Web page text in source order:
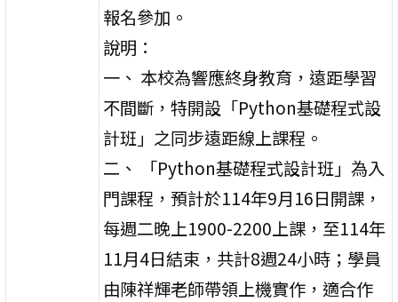
報名參加。
說明：
一、 本校為響應終身教育，遠距學習
不間斷，特開設「Python基礎程式設
計班」之同步遠距線上課程。
二、 「Python基礎程式設計班」為入
門課程，預計於114年9月16日開課，
每週二晚上1900-2200上課，至114年
11月4日結束，共計8週24小時；學員
由陳祥輝老師帶領上機實作，適合作